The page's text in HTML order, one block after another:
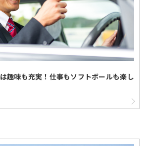
趣味も充実！仕事もソフトボールも楽し